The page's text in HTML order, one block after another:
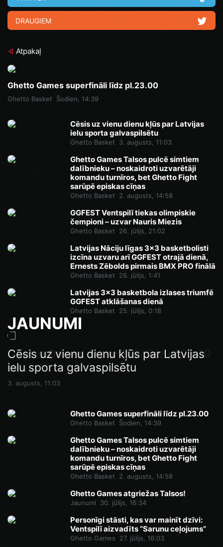
DRAUGIEM
Atpakaļ
Ghetto Games superfināli līdz pl.23.00
Ghetto Basket Šodien, 14:39
Cēsis uz vienu dienu kļūs par Latvijas
ielu sporta galvaspilsētu
Ghetto Basket 3. augusts, 11:03
Ghetto Games Talsos pulcē simtiem
dalībnieku – noskaidroti uzvarētāji
komandu turnīros, bet Ghetto Fight
sarūpē episkas cīņas
Ghetto Basket 2. augusts, 14:58
GGFEST Ventspilī tiekas olimpiskie
čempioni – uzvar Nauris Miezis
Ghetto Basket 26. jūlijs, 21:02
Latvijas Nāciju līgas 3x3 basketbolisti
izcīna uzvaru arī GGFEST otrajā dienā,
Ernests Zēbolds pirmais BMX PRO finālā
Ghetto Basket 26. jūlijs, 1:41
Latvijas 3x3 basketbola izlases triumfē
GGFEST atklāšanas dienā
Ghetto Basket 25. jūlijs, 0:18
JAUNUMI
Ghetto Games superfināli līdz pl.23.00
Šodien, 14:46
Cēsis uz vienu dienu kļūs par Latvijas
ielu sporta galvaspilsētu
3. augusts, 11:03
Pēdējā iespēja pirms Superfināla:
Ghetto Football pie “AKROPOLE Rīga”
izspēlēs dubultos punktus
Ghetto Games superfināli līdz pl.23.00
Ghetto Basket Šodien, 14:39
Ghetto Games Talsos pulcē simtiem
dalībnieku – noskaidroti uzvarētāji
komandu turnīros, bet Ghetto Fight
sarūpē episkas cīņas
Ghetto Basket 2. augusts, 14:58
Ghetto Games atgriežas Talsos!
Jaunumi 30. jūlijs, 16:34
Personīgi stāsti, kas var mainīt dzīvi:
Ventspilī aizvadīts “Sarunu ceļojums”
Ghetto Games 27. jūlijs, 16:03